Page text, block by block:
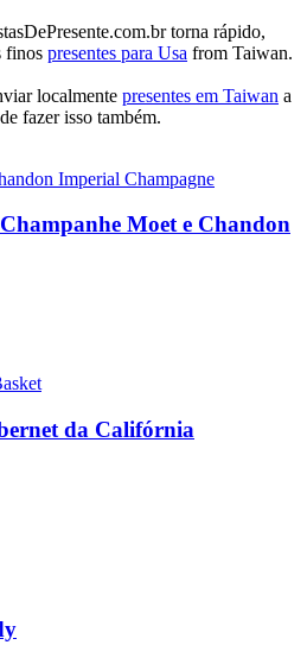
torna rápido,
finos presentes para Usa from Taiwan.
localmente presentes em Taiwan a
fazer isso também.
Moet e Chandon
da Califórnia